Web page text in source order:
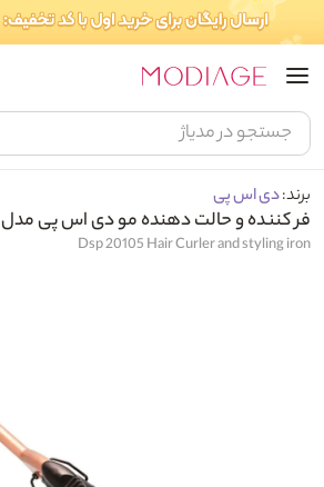
برند:دی اس پی
فر کننده و حالت دهنده مو دی اس پی مدل 20105
Dsp 20105 Hair Curler and styling iron